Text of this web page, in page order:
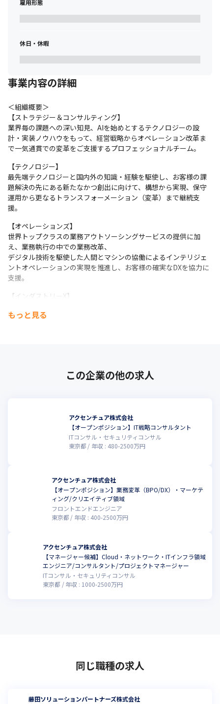
雇用形態
休日・休暇
事業内容の詳細
＜組織概要＞
【ストラテジー＆コンサルティング】
業界毎の課題への深い知見、AIを始めとするテクノロジーの設
計・実装ノウハウをもって、経営戦略からオペレーション改革ま
で一気通貫での変革をご支援するプロフェッショナルチーム。
【テクノロジー】
最先端テクノロジーと国内外の知識・経験を駆使し、お客様の課
題解決の先にある新たなかつ創出に向けて、構想から実現、保守
運用から更なるトランスフォーメーション（変革）まで継続支
援。
【オペレーションズ】
世界トップクラスの業務アウトソーシングサービスの提供に加
え、業務執行の中での業務改革、
デジタル技術を駆使した人間とマシンの協働によるインテリジェ
ントオペレーションの実現を推進し、お客様の確実なDXを協力に
支援。
【インダストリーX】
あらゆる段階におけるデジタル変革を支援し、お客様のビジネス
顧客と企業の関係性を再構築し、企業のビジネス成長に貢献。
もっと見る
この企業の他の求人
アクセンチュア株式会社
【オープンポジション】IT戦略コンサルタント
ITコンサル・セキュリティコンサル
東京都
年収 : 480-2500万円
アクセンチュア株式会社
【オープンポジション】業務変革（BPO/DX）・マーケテ
ィング/クリエイティブ領域
フロントエンドエンジニア
東京都
年収 : 400-2500万円
アクセンチュア株式会社
【マネージャー候補】Cloud・ネットワーク・ITインフラ領域
エンジニア/コンサルタント/プロジェクトマネージャー
ITコンサル・セキュリティコンサル
東京都
年収 : 1000-2500万円
同じ職種の求人
藤田ソリューションパートナーズ株式会社